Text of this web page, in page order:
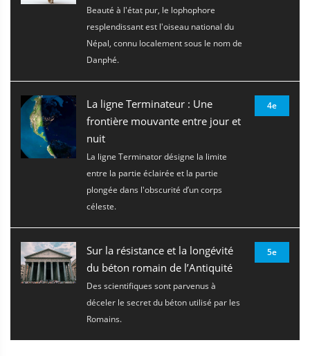
Beauté à l'état pur, le lophophore
resplendissant est l'oiseau national du
Népal, connu localement sous le nom de
Danphé.
La ligne Terminateur : Une
frontière mouvante entre jour et
nuit
La ligne Terminator désigne la limite
entre la partie éclairée et la partie
plongée dans l'obscurité d’un corps
céleste.
4e
Sur la résistance et la longévité
du béton romain de l’Antiquité
Des scientifiques sont parvenus à
déceler le secret du béton utilisé par les
Romains.
5e